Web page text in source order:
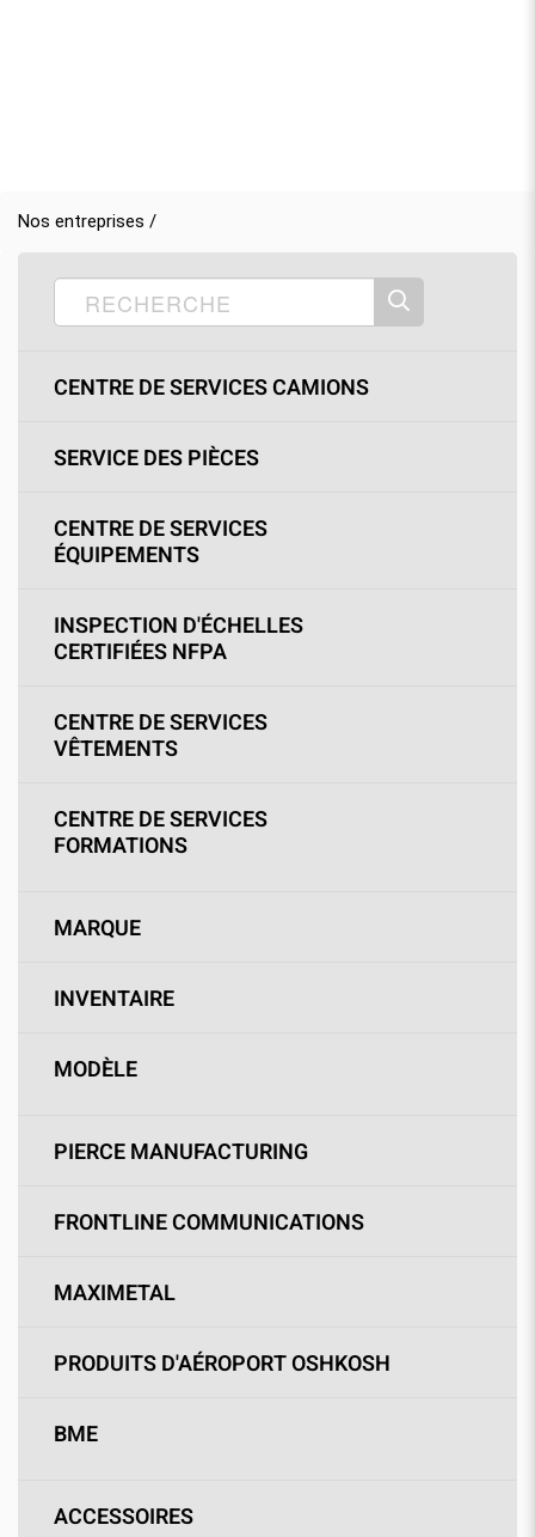
Nos entreprises /
CENTRE DE SERVICES CAMIONS
SERVICE DES PIÈCES
CENTRE DE SERVICES
ÉQUIPEMENTS
INSPECTION D'ÉCHELLES
CERTIFIÉES NFPA
CENTRE DE SERVICES
VÊTEMENTS
CENTRE DE SERVICES
FORMATIONS
MARQUE
INVENTAIRE
MODÈLE
PIERCE MANUFACTURING
FRONTLINE COMMUNICATIONS
MAXIMETAL
PRODUITS D'AÉROPORT OSHKOSH
BME
ACCESSOIRES